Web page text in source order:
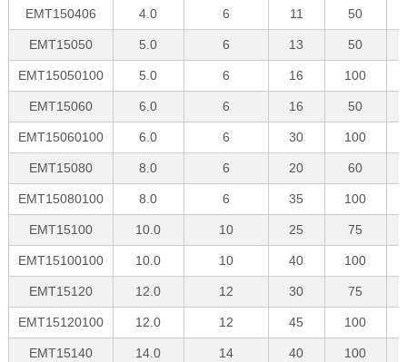
EMT150406 4.0 6 11 50
EMT15050 5.0 6 13 50
EMT15050100 5.0 6 16 100
EMT15060 6.0 6 16 50
EMT15060100 6.0 6 30 100
EMT15080 8.0 6 20 60
EMT15080100 8.0 6 35 100
EMT15100 10.0 10 25 75
EMT15100100 10.0 10 40 100
EMT15120 12.0 12 30 75
EMT15120100 12.0 12 45 100
EMT15140 14.0 14 40 100